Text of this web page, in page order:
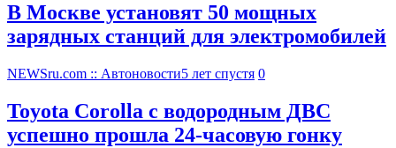
В Москве установят 50 мощных
зарядных станций для электромобилей
NEWSru.com :: Автоновости5 лет спустя 0
Toyota Corolla с водородным ДВС
успешно прошла 24-часовую гонку